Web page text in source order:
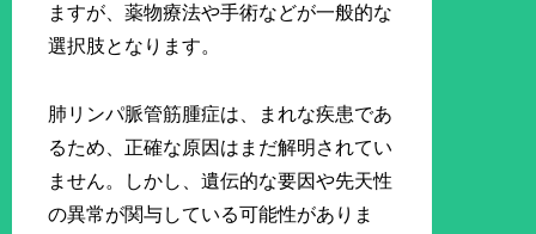
ますが、薬物療法や手術などが一般的な
選択肢となります。
肺リンパ脈管筋腫症は、まれな疾患であ
るため、正確な原因はまだ解明されてい
ません。しかし、遺伝的な要因や先天性
の異常が関与している可能性がありま